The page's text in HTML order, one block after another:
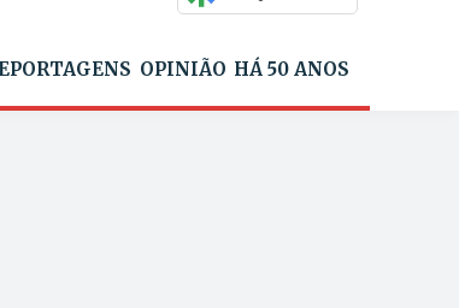
OPINIÃO HÁ 50 ANOS